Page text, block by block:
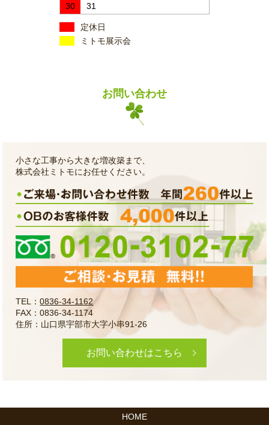
30
31
定休日
ミトモ展示会
お問い合わせ
小さな工事から大きな増改築まで、
株式会社ミトモにお任せください。
TEL：0836-34-1162
FAX：0836-34-1174
住所：山口県宇部市大字小串91-26
お問い合わせはこちら
HOME